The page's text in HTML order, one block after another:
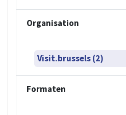
Organisation
Visit.brussels (2)
Formaten